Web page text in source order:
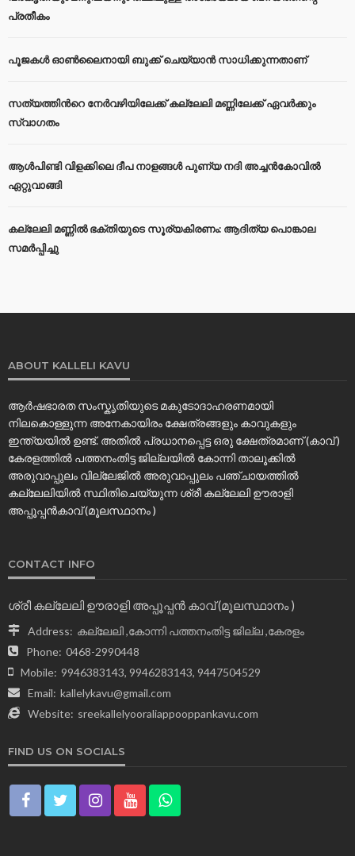
പ്രതീകം
പൂജകൾ ഓൺലൈനായി ബുക്ക് ചെയ്യാൻ സാധിക്കുന്നതാണ്
സത്യത്തിന്‍റെ നേര്‍വഴിയിലേക്ക് കല്ലേലി മണ്ണിലേക്ക് ഏവർക്കും
സ്വാഗതം
ആൾപിണ്ടി വിളക്കിലെ ദീപ നാളങ്ങൾ പുണ്യ നദി അച്ചൻകോവിൽ
ഏറ്റുവാങ്ങി
കല്ലേലി മണ്ണില്‍ ഭക്തിയുടെ സൂര്യകിരണം: ആദിത്യ പൊങ്കാല
സമര്‍പ്പിച്ചു
ABOUT KALLELI KAVU
ആർഷഭാരത സംസ്കൃതിയുടെ മകുടോദാഹരണമായി
നിലകൊള്ളുന്ന അനേകായിരം ക്ഷേത്രങ്ങളും കാവുകളും
ഇന്ത്യയിൽ ഉണ്ട്. അതിൽ പ്രധാനപ്പെട്ട ഒരു ക്ഷേത്രമാണ് (കാവ് )
കേരളത്തിൽ പത്തനംതിട്ട ജില്ലയിൽ കോന്നി താലൂക്കിൽ
അരുവാപ്പുലം വില്ലേജിൽ അരുവാപ്പുലം പഞ്ചായത്തിൽ
കല്ലേലിയില്‍ സ്ഥിതിചെയ്യുന്ന ശ്രീ കല്ലേലി ഊരാളി
അപ്പൂപ്പൻകാവ് (മൂലസ്ഥാനം )
CONTACT INFO
ശ്രീ കല്ലേലി ഊരാളി അപ്പൂപ്പന്‍ കാവ് (മൂലസ്ഥാനം )
Address: കല്ലേലി ,കോന്നി പത്തനംതിട്ട ജില്ല ,കേരളം
Phone: 0468-2990448
Mobile: 9946383143, 9946283143, 9447504529
Email: kallelykavu@gmail.com
Website: sreekallelyooraliappooppankavu.com
FIND US ON SOCIALS